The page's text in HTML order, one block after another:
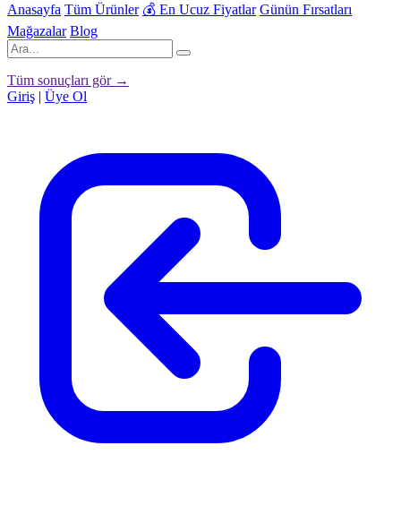
Anasayfa Tüm Ürünler 💰 En Ucuz Fiyatlar Günün Fırsatları
Mağazalar Blog
Tüm sonuçları gör →
Giriş | Üye Ol